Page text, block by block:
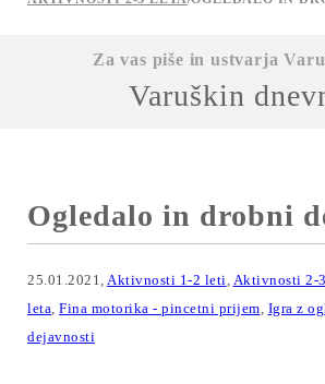
Za vas piše in ustvarja
Varuškin
Ogledalo in drobni
25.01.2021, Aktivnosti 1-2 leti, Aktivnosti 2-
leta, Fina motorika - pincetni prijem, Igra z
dejavnosti